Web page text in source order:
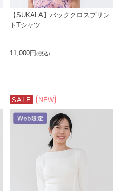
【SUKALA】バッククロスプリン
トTシャツ
11,000円(税込)
SALE NEW